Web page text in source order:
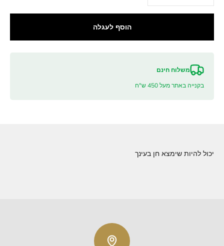
הוסף לעגלה
משלוח חינם
בקנייה באתר מעל 450 ש"ח
יכול להיות שימצא חן בעינך